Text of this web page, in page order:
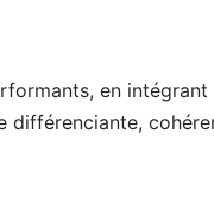
en intégrant
différenciante,